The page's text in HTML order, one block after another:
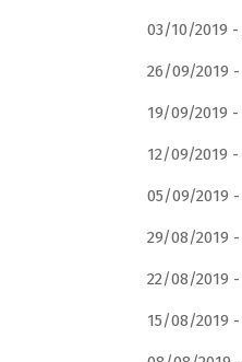
03/10/2019 -
26/09/2019 -
19/09/2019 -
12/09/2019 -
05/09/2019 -
29/08/2019 -
22/08/2019 -
15/08/2019 -